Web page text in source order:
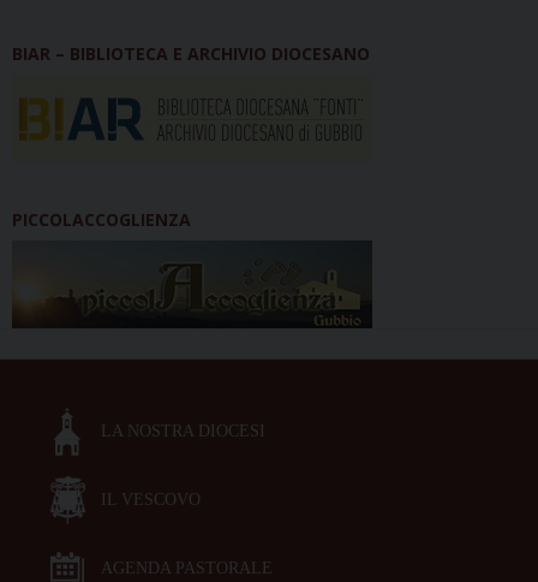
BIAR – BIBLIOTECA E ARCHIVIO DIOCESANO
PICCOLACCOGLIENZA
LA NOSTRA DIOCESI
IL VESCOVO
AGENDA PASTORALE